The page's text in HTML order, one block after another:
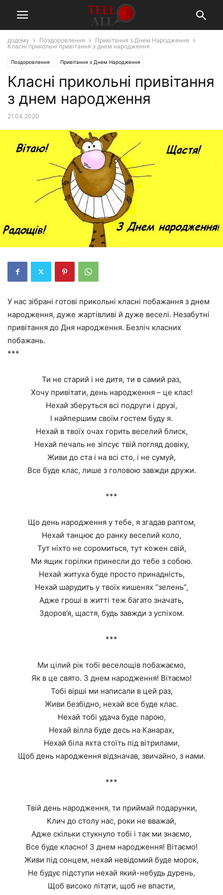
додому Поздоровлення
Привітання з Днем Народження
Класні прикольні привітання з днем народження
Поздоровлення Привітання з Днем Народження
Класні прикольні привітання
з днем народження
21.04.2020
У нас зібрані готові прикольні класні побажання з днем
народження, дуже жартівливі й дуже веселі. Незабутні
привітання до Дня народження. Безліч класних
побажань.
***
Ти не старий і не дитя, ти в самий раз,
Хочу привітати, день народження – це клас!
Нехай зберуться всі подруги і друзі,
І найпершим своїм гостем буду я.
Нехай в твоїх очах горить веселий блиск,
Нехай печаль не зіпсує твій погляд довіку,
Живи до ста і на всі сто, і не сумуй,
Все буде клас, лише з головою завжди дружи.
***
Що день народження у тебе, я згадав раптом,
Нехай танцює до ранку веселий коло,
Тут ніхто не соромиться, тут кожен свій,
Ми ящик горілки принесли до тебе з собою.
Нехай житуха буде просто принадність,
Нехай шарудить у твоїх кишенях “зелень”,
Адже гроші в житті теж багато значать,
Здоров’я, щастя, будь завжди з успіхом.
***
Ми цілий рік тобі веселощів побажаємо,
Як в це свято. З днем народження! Вітаємо!
Тобі вірші ми написали в цей раз,
Живи безбідно, нехай все буде клас.
Нехай тобі удача буде парою,
Нехай вілла буде десь на Канарах,
Нехай біла яхта стоїть під вітрилами,
Щоб день народження відзначав, звичайно, з нами.
***
Твій день народження, ти приймай подарунки,
Клич до столу нас, роки не вважай,
Адже скільки стукнуло тобі і так ми знаємо,
Все буде класно! З днем народження! Вітаємо!
Живи під сонцем, нехай невідомий буде морок,
Не будує підступи нехай який-небудь дурень,
Щоб високо літати, щоб не впасти,